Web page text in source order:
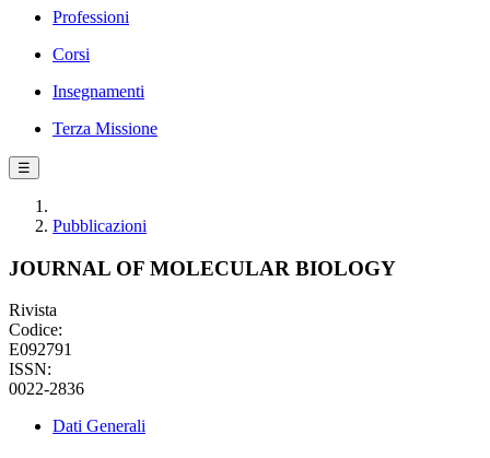
Professioni
Corsi
Insegnamenti
Terza Missione
☰
Pubblicazioni
JOURNAL OF MOLECULAR BIOLOGY
Rivista
Codice:
E092791
ISSN:
0022-2836
Dati Generali